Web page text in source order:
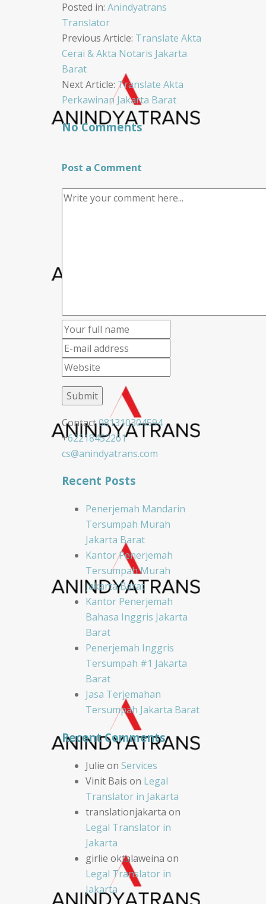
Posted in: Anindyatrans
Translator
Post
navigation
Previous Article: Translate Akta
Cerai & Akta Notaris Jakarta
Barat
Next Article: Translate Akta
Perkawinan Jakarta Barat
No Comments
Post a Comment
Contact081310304594
+62218452261
cs@anindyatrans.com
Recent Posts
Penerjemah Mandarin
Tersumpah Murah
Jakarta Barat
Kantor Penerjemah
Tersumpah Murah
Jakarta Barat
Kantor Penerjemah
Bahasa Inggris Jakarta
Barat
Penerjemah Inggris
Tersumpah #1 Jakarta
Barat
Jasa Terjemahan
Tersumpah Jakarta Barat
Recent Comments
Julie on Services
Vinit Bais on Legal
Translator in Jakarta
translationjakarta on
Legal Translator in
Jakarta
girlie oktalaweina on
Legal Translator in
Jakarta